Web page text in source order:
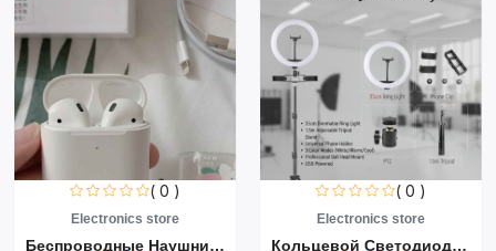
( 0 )
Electronics store
Беспроводные Наушники Air...
( 0 )
Electronics store
Кольцевой Светодиодный Св...